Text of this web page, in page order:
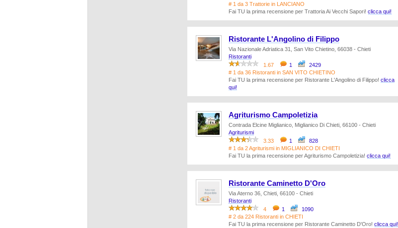
# 1 da 3 Trattorie in LANCIANO
Fai TU la prima recensione per Trattoria Ai Vecchi Sapori! clicca qui!
Ristorante L'Angolino di Filippo
Via Nazionale Adriatica 31, San Vito Chietino, 66038 - Chieti
Ristoranti
1.67
1
2429
# 1 da 36 Ristoranti in SAN VITO CHIETINO
Fai TU la prima recensione per Ristorante L'Angolino di Filippo! clicca
qui!
Agriturismo Campoletizia
Contrada Elcine Miglianico, Miglianico Di Chieti, 66100 - Chieti
Agriturismi
3.33
1
828
# 1 da 2 Agriturismi in MIGLIANICO DI CHIETI
Fai TU la prima recensione per Agriturismo Campoletizia! clicca qui!
Ristorante Caminetto D'Oro
Via Aterno 36, Chieti, 66100 - Chieti
Ristoranti
4
1
1090
# 2 da 224 Ristoranti in CHIETI
Fai TU la prima recensione per Ristorante Caminetto D'Oro! clicca qui!